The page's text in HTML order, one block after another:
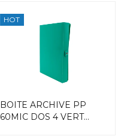
HOT
BOITE ARCHIVE PP
60MIC DOS 4 VERT